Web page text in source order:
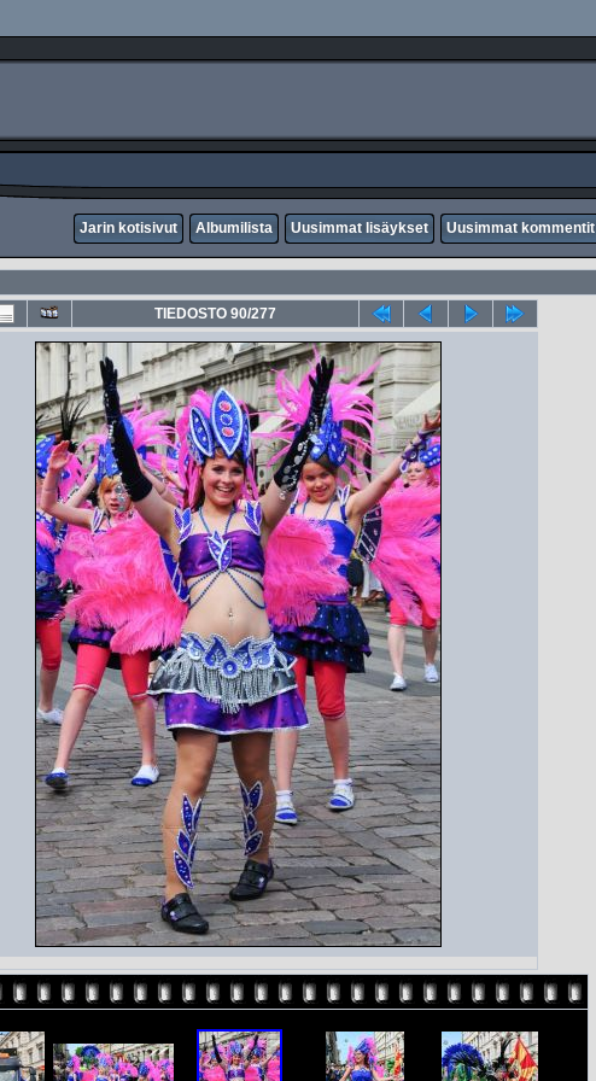
Jarin kotisivut Albumilista Uusimmat lisäykset Uusimmat kommentit
TIEDOSTO 90/277